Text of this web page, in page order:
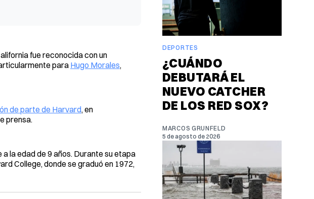
fue reconocida con un
para Hugo Morales,
de parte de Harvard, en
prensa.
la edad de 9 años. Durante su etapa
College, donde se graduó en 1972,
DEPORTES
¿CUÁNDO
DEBUTARÁ EL
NUEVO CATCHER
DE LOS RED SOX?
MARCOS GRUNFELD
5 de agosto de 2026